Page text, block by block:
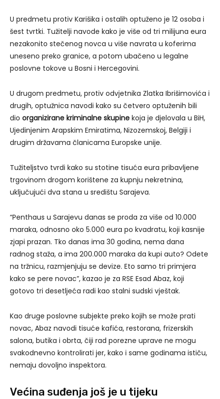
U predmetu protiv Karišika i ostalih optuženo je 12 osoba i
šest tvrtki. Tužitelji navode kako je više od tri milijuna eura
nezakonito stečenog novca u više navrata u koferima
uneseno preko granice, a potom ubačeno u legalne
poslovne tokove u Bosni i Hercegovini.
U drugom predmetu, protiv odvjetnika Zlatka Ibrišimovića i
drugih, optužnica navodi kako su četvero optuženih bili
dio organizirane kriminalne skupine koja je djelovala u BiH,
Ujedinjenim Arapskim Emiratima, Nizozemskoj, Belgiji i
drugim državama članicama Europske unije.
Tužiteljstvo tvrdi kako su stotine tisuća eura pribavljene
trgovinom drogom korištene za kupnju nekretnina,
uključujući dva stana u središtu Sarajeva.
“Penthaus u Sarajevu danas se proda za više od 10.000
maraka, odnosno oko 5.000 eura po kvadratu, koji kasnije
zjapi prazan. Tko danas ima 30 godina, nema dana
radnog staža, a ima 200.000 maraka da kupi auto? Odete
na tržnicu, razmjenjuju se devize. Eto samo tri primjera
kako se pere novac”, kazao je za RSE Esad Abaz, koji
gotovo tri desetljeća radi kao stalni sudski vještak.
Kao druge poslovne subjekte preko kojih se može prati
novac, Abaz navodi tisuće kafića, restorana, frizerskih
salona, butika i obrta, čiji rad porezne uprave ne mogu
svakodnevno kontrolirati jer, kako i same godinama ističu,
nemaju dovoljno inspektora.
Većina suđenja još je u tijeku